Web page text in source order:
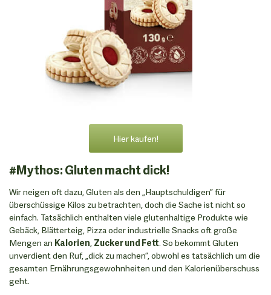
Hier kaufen!
#Mythos: Gluten macht dick!
Wir neigen oft dazu, Gluten als den „Hauptschuldigen” für
überschüssige Kilos zu betrachten, doch die Sache ist nicht so
einfach. Tatsächlich enthalten viele glutenhaltige Produkte wie
Gebäck, Blätterteig, Pizza oder industrielle Snacks oft große
Mengen an Kalorien Zucker und Fett. So bekommt Gluten
unverdient den Ruf, „dick zu machen”, obwohl es tatsächlich um die
gesamten Ernährungsgewohnheiten und den Kalorienüberschuss
geht.